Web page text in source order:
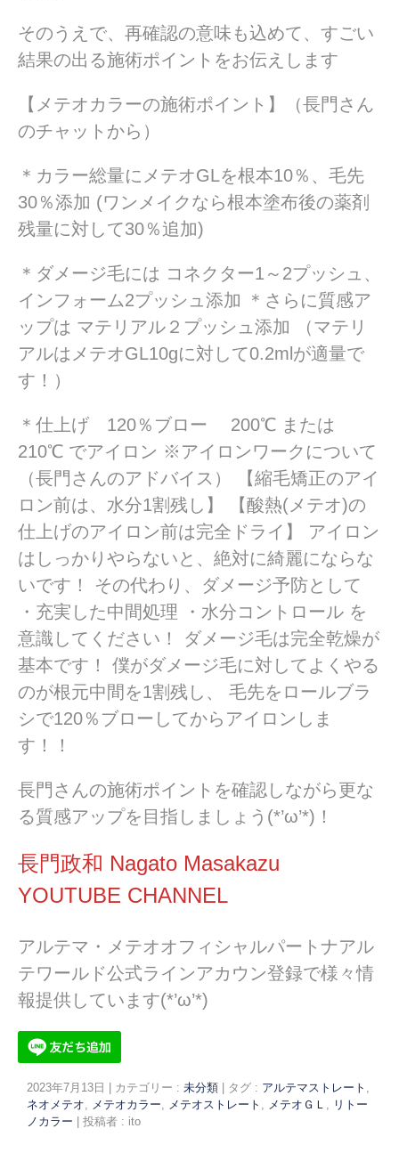
そのうえで、再確認の意味も込めて、すごい
結果の出る施術ポイントをお伝えします
【メテオカラーの施術ポイント】（長門さん
のチャットから）
＊カラー総量にメテオGLを根本10％、毛先
30％添加 (ワンメイクなら根本塗布後の薬剤
残量に対して30％追加)
＊ダメージ毛には コネクター1～2プッシュ、
インフォーム2プッシュ添加 ＊さらに質感ア
ップは マテリアル２プッシュ添加 （マテリ
アルはメテオGL10gに対して0.2mlが適量で
す！）
＊仕上げ 120％ブロー 200℃ または
210℃ でアイロン ※アイロンワークについて
（長門さんのアドバイス） 【縮毛矯正のアイ
ロン前は、水分1割残し】 【酸熱(メテオ)の
仕上げのアイロン前は完全ドライ】 アイロン
はしっかりやらないと、絶対に綺麗にならな
いです！ その代わり、ダメージ予防として
・充実した中間処理 ・水分コントロール を
意識してください！ ダメージ毛は完全乾燥が
基本です！ 僕がダメージ毛に対してよくやる
のが根元中間を1割残し、 毛先をロールブラ
シで120％ブローしてからアイロンしま
す！！
長門さんの施術ポイントを確認しながら更な
る質感アップを目指しましょう(*’ω’*)！
長門政和 Nagato Masakazu
YOUTUBE CHANNEL
アルテマ・メテオオフィシャルパートナアル
テワールド公式ラインアカウン登録で様々情
報提供しています(*’ω’*)
2023年7月13日 カテゴリー : 未分類 タグ : アルテマストレート ,
ネオメテオ, メテオカラー, メテオストレート , メテオＧＬ , リトー
ノカラー
投稿者 : ito